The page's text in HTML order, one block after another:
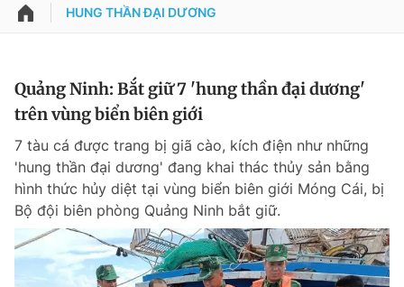
QUẢNG CÁO ĐẶT BÁO
Chuyên mục khác
Chào ngày mới Tin 24h
Tin thị trường Tin 360
Thông tin tài khoản
Đổi mật khẩu
Tin đã lưu
Tin đã xem
Đăng xuất
HUNG THẦN ĐẠI DƯƠNG
Quảng Ninh: Bắt giữ 7 'hung thần đại dương'
trên vùng biển biên giới
7 tàu cá được trang bị giã cào, kích điện như những
'hung thần đại dương' đang khai thác thủy sản bằng
hình thức hủy diệt tại vùng biển biên giới Móng Cái, bị
Bộ đội biên phòng Quảng Ninh bắt giữ.